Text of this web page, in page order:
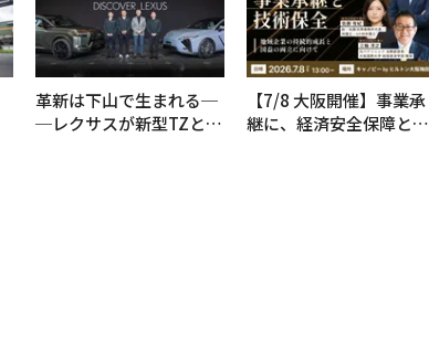
革新は下山で生まれる─
─レクサスが新型TZとE
【7/8 大阪開催】事業承
継に、経済安全保障とい